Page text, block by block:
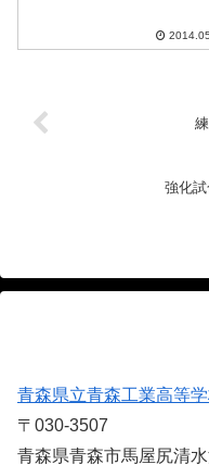
ります。 2014高円宮杯U-18
強化
青森県立青森工業高等
〒030-3507
青森県青森市馬屋尻清